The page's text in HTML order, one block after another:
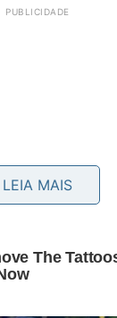
pelo
LEIA MAIS